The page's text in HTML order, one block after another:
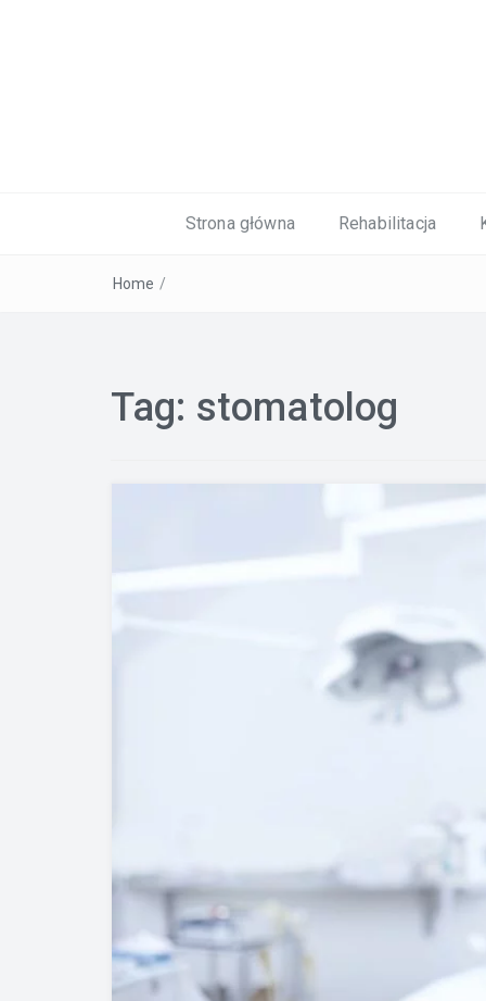
Strona główna Rehabilitacja
Home /
Tag: stomatolog